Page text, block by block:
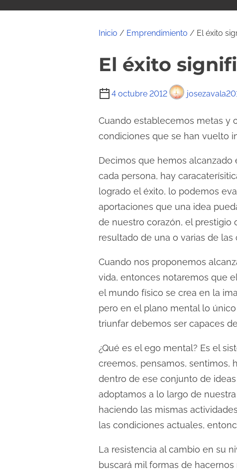
Inicio / Emprendimiento / El éxito
El éxito
4 octubre 2012
T
e
m
o
d
e
t
u
e
l
e
n
t
r
a
d
Cuando establecemos metas y
condiciones que se han vuelto
Decimos que hemos
cada persona, hay
logrado el éxito, lo podemos
aportaciones que una idea
de nuestro corazón, el
resultado de una o varias de
Cuando nos proponemos
vida, entonces notaremos que
el mundo físico se crea en la
pero en el plano mental lo
triunfar debemos ser capaces
¿Qué es el ego mental? Es el
creemos, pensamos, sentimos,
dentro de ese conjunto de
adoptamos a lo largo de
haciendo las mismas
las condiciones actuales,
La resistencia al cambio en su
buscará mil formas de